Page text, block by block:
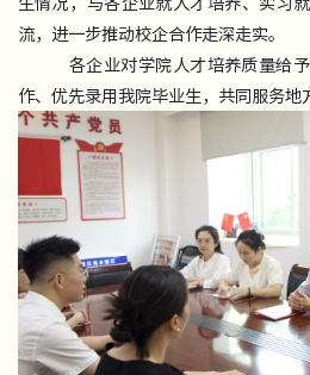
流，进一步推动校企合作走深走实。
各企业对学院人才培养质量给
作、优先录用我院毕业生，共同服务地